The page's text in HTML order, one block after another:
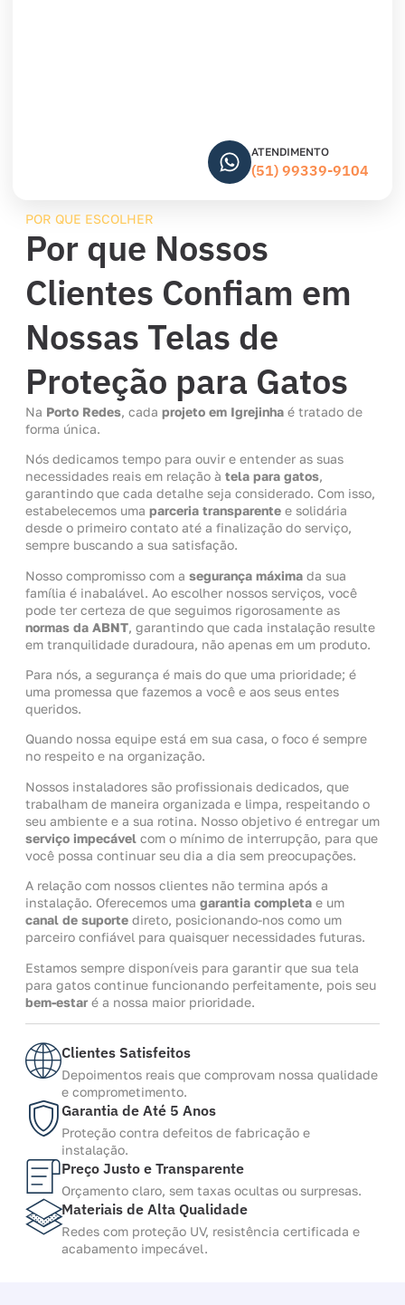
ATENDIMENTO
(51) 99339-9104
POR QUE ESCOLHER
Por que Nossos
Clientes Confiam em
Nossas Telas de
Proteção para Gatos
Na Porto Redes, cada projeto em Igrejinha é tratado de
forma única.
Nós dedicamos tempo para ouvir e entender as suas
necessidades reais em relação à tela para gatos,
garantindo que cada detalhe seja considerado. Com isso,
estabelecemos uma parceria transparente e solidária
desde o primeiro contato até a finalização do serviço,
sempre buscando a sua satisfação.
Nosso compromisso com a segurança máxima da sua
família é inabalável. Ao escolher nossos serviços, você
pode ter certeza de que seguimos rigorosamente as
normas da ABNT, garantindo que cada instalação resulte
em tranquilidade duradoura, não apenas em um produto.
Para nós, a segurança é mais do que uma prioridade; é
uma promessa que fazemos a você e aos seus entes
queridos.
Quando nossa equipe está em sua casa, o foco é sempre
no respeito e na organização.
Nossos instaladores são profissionais dedicados, que
trabalham de maneira organizada e limpa, respeitando o
seu ambiente e a sua rotina. Nosso objetivo é entregar um
serviço impecável com o mínimo de interrupção, para que
você possa continuar seu dia a dia sem preocupações.
A relação com nossos clientes não termina após a
instalação. Oferecemos uma garantia completa e um
canal de suporte direto, posicionando-nos como um
parceiro confiável para quaisquer necessidades futuras.
Estamos sempre disponíveis para garantir que sua tela
para gatos continue funcionando perfeitamente, pois seu
bem-estar é a nossa maior prioridade.
Clientes Satisfeitos
Depoimentos reais que comprovam nossa qualidade
e comprometimento.
Garantia de Até 5 Anos
Proteção contra defeitos de fabricação e
instalação.
Preço Justo e Transparente
Orçamento claro, sem taxas ocultas ou surpresas.
Materiais de Alta Qualidade
Redes com proteção UV, resistência certificada e
acabamento impecável.